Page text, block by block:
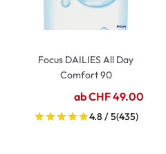
Focus DAILIES All Day
Comfort 90
ab CHF 49.00
4.8 / 5(435)